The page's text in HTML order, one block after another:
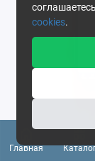
Главная
cookies.